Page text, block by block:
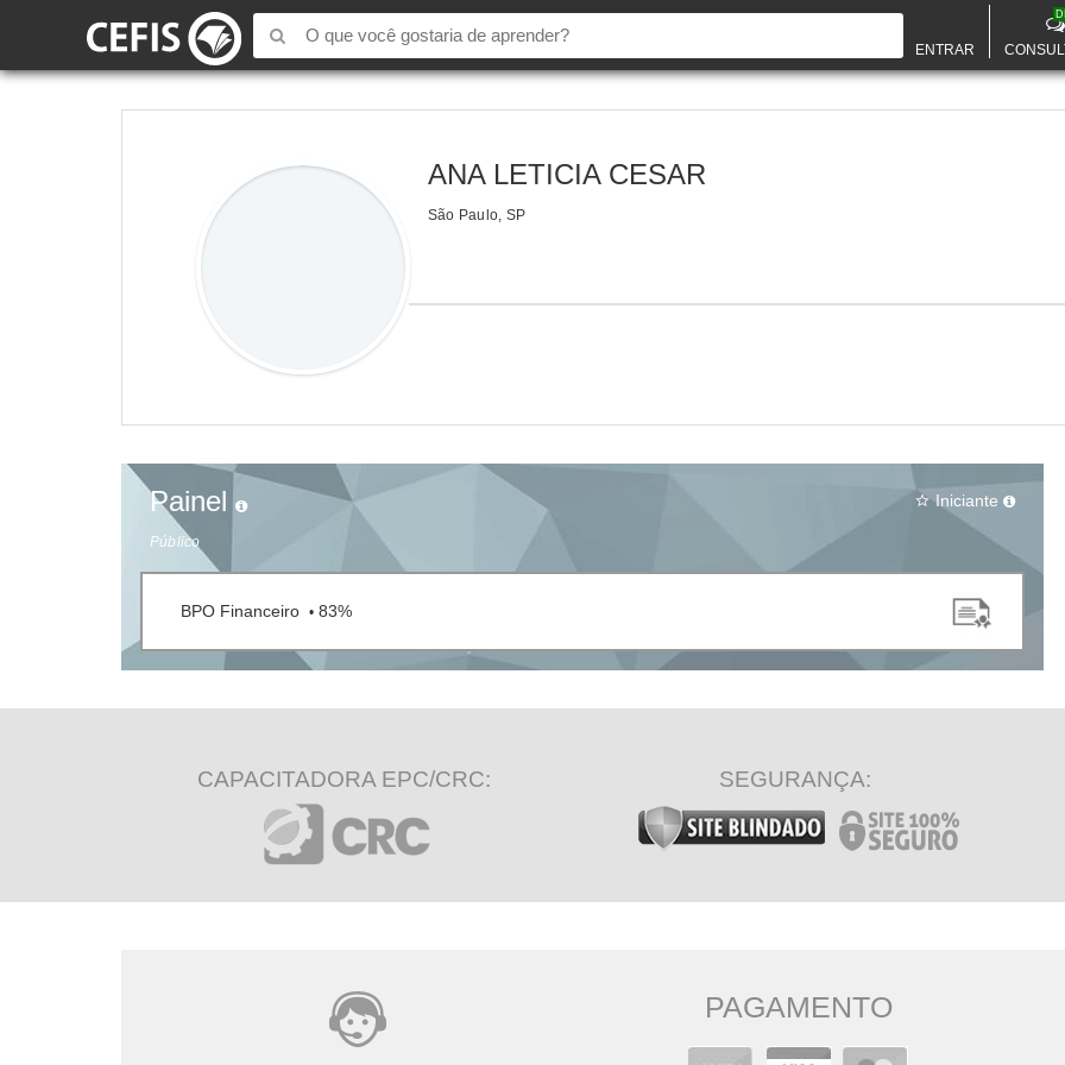
ENTRAR
ANA LETICIA CESAR
São Paulo, SP
Painel
Público
star_border Iniciante
BPO Financeiro • 83%
CAPACITADORA EPC/CRC: SEGURANÇA:
PAGAMENTO